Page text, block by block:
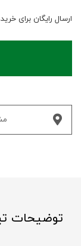
ارسال رایگان برای خرید بالای
توضیحات